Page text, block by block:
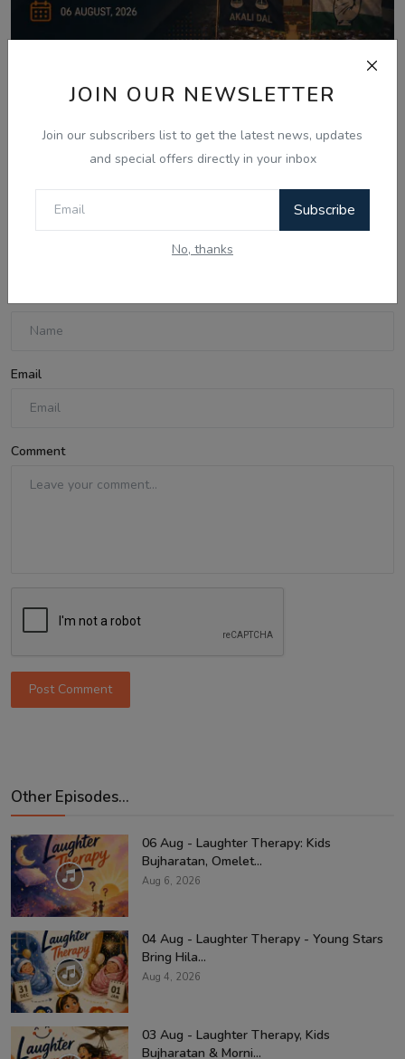
JOIN OUR NEWSLETTER
Join our subscribers list to get the latest news, updates
and special offers directly in your inbox
Subscribe
No, thanks
Aug 6, 2026
06 Aug - Indian Updates - Punjab
Assembly Debates ...
Email
Comment
Post Comment
Other Episodes...
06 Aug - Laughter Therapy: Kids
Bujharatan, Omelet...
Aug 6, 2026
04 Aug - Laughter Therapy - Young Stars
Bring Hila...
Aug 4, 2026
03 Aug - Laughter Therapy, Kids
Bujharatan & Morni...